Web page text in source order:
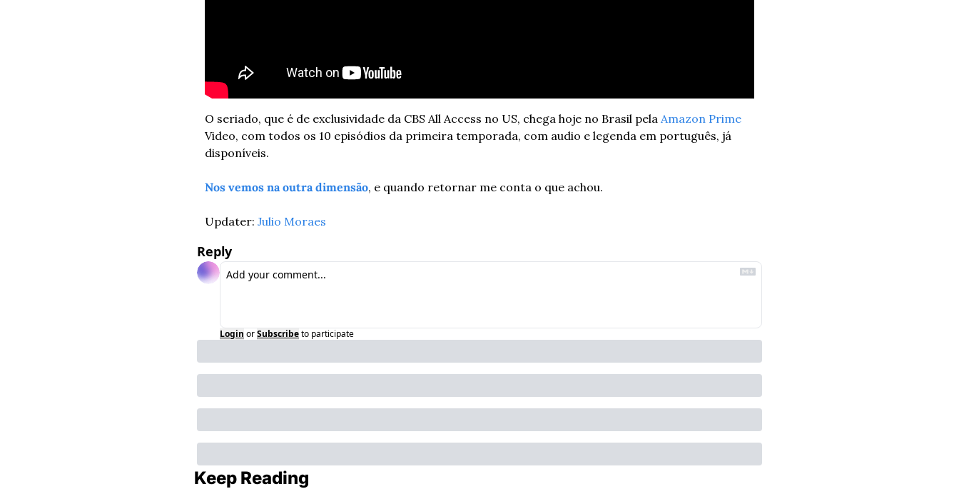
O seriado, que é de exclusividade da CBS All Access no US, chega hoje no Brasil pela Amazon Prime
Video, com todos os 10 episódios da primeira temporada, com audio e legenda em português, já
disponíveis.
Nos vemos na outra dimensão, e quando retornar me conta o que achou.
Updater: Julio Moraes
Reply
Login orSubscribeto participate
Keep Reading